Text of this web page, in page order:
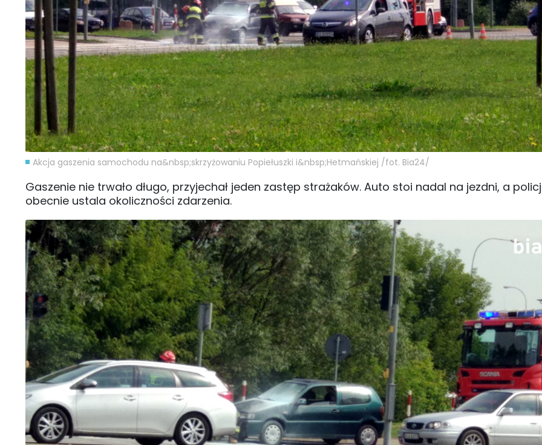
Akcja gaszenia samochodu na&nbsp;skrzyżowaniu Popiełuszki i&nbsp;Hetmańskiej /fot. Bia24/
Gaszenie nie trwało długo, przyjechał jeden zastęp strażaków. Auto stoi nadal na jezdni, a
obecnie ustala okoliczności zdarzenia.